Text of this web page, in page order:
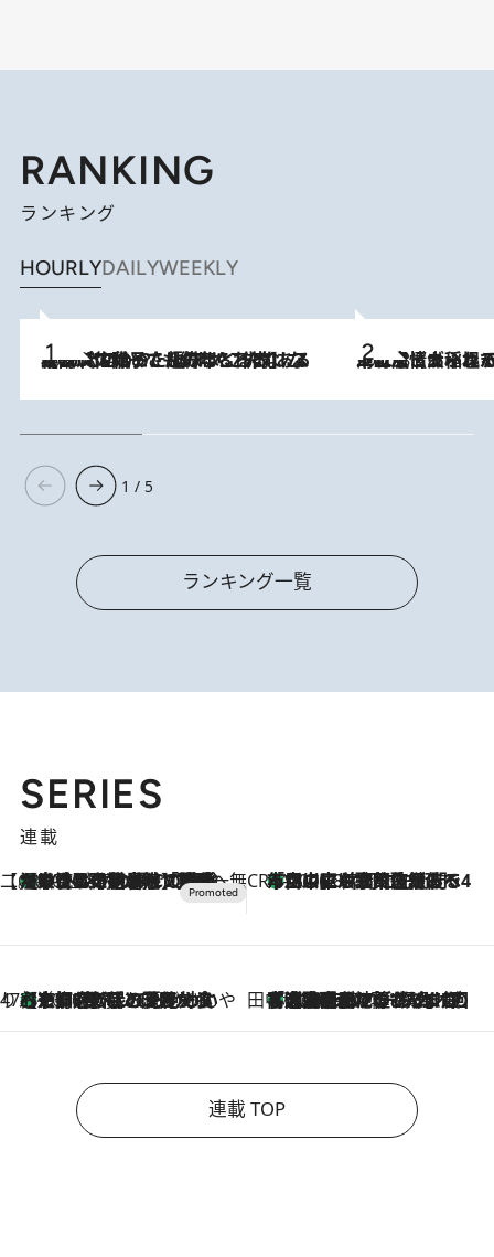
RANKING
ランキング
HOURLYDAILYWEEKLY
2026.8.5
【阿川佐和子さんの年とる力】なぜ70代で始めた趣味は“こんなに楽しい”のか？ ピアノ、俳句…スランプに陥っても続けられる“ある秘訣”とは 2026.8.5
下町風情あふれる台北屈指の人気エリア・大稲埕でセンスのいい台湾土産《ヴ
1 / 5
ランキング一覧
SERIES
連載
【CREA×星野リゾート】唯一無二。癒しと発見が待つ場所へ
2026.8.7
【トンボの足水浴】ヒノキの香りに包まれて涼感マックス！約13℃の湧水かけ流しを避暑地「星野温泉 トンボの湯」で体験 CREA'S CHOICE
2026.8.7
「立川にも歌舞伎があるんだよ」 片岡仁左衛門・市川中車ら豪華座組みで4年目の立川立飛歌舞伎へ
47都道府県の手みやげ ひんやりスイーツで夏を満喫
2026.8.7
【京都府】この夏絶対食べたい 冷やしておいしいおやつ3選 ひと口目から心を掴む新緑のテリーヌ 田中稲の勝手に再ブーム
2026.8.7
「湘南乃風に憧れて」観客大盛上がりの“タオル回し”に、ラッパー顔負けの高速歌唱まで…さだまさし（74）のアグレッシブすぎる現在地
連載 TOP